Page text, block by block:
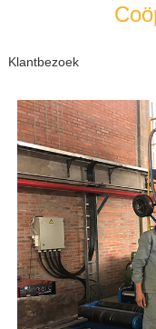
Klantbezoek